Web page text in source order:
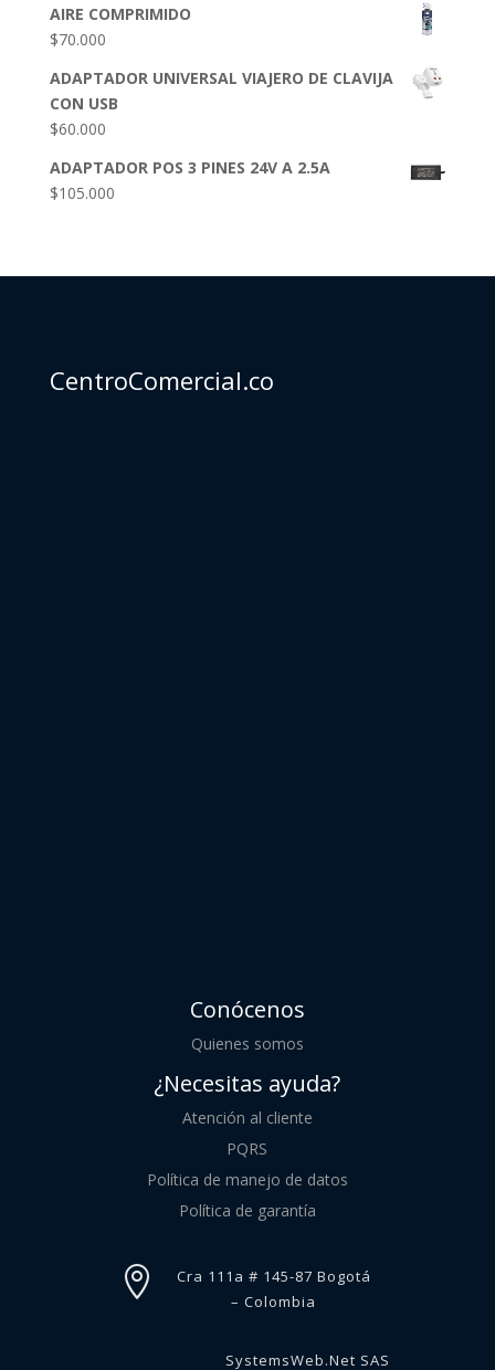
AIRE COMPRIMIDO
$70.000
ADAPTADOR UNIVERSAL VIAJERO DE CLAVIJA
CON USB
$60.000
ADAPTADOR POS 3 PINES 24V A 2.5A
$105.000
CentroComercial.co
Conócenos
Quienes somos
¿Necesitas ayuda?
Atención al cliente
PQRS
Política de manejo de datos
Política de garantía

Cra 111a # 145-87 Bogotá
– Colombia
SystemsWeb.Net SAS